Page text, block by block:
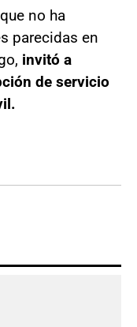
no ha
parecidas en
invitó a
de servicio